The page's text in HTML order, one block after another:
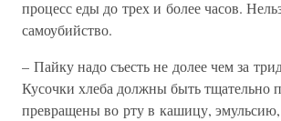
процесс еды до трех и более часов.
самоубийство.
– Пайку надо съесть не долее чем за
Кусочки хлеба должны быть тщательно
превращены во рту в кашицу,